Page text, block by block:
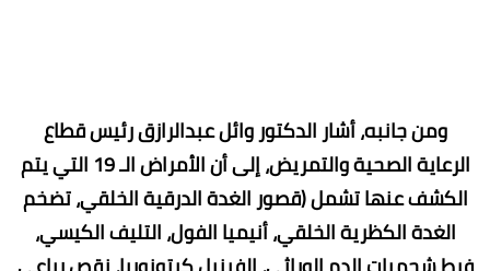
ومن جانبه، أشار الدكتور وائل عبدالرازق رئيس قطاع
الرعاية الصحية والتمريض، إلى أن الأمراض الـ 19 التي يتم
الكشف عنها تشمل (قصور الغدة الدرقية الخلقي، تضخم
الغدة الكظرية الخلقي، أنيميا الفول، التليف الكيسي،